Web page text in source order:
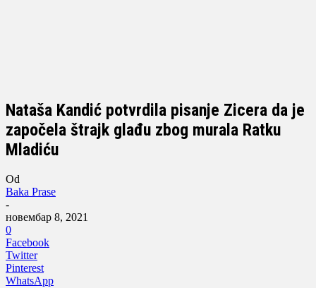
Nataša Kandić potvrdila pisanje Zicera da je
započela štrajk glađu zbog murala Ratku
Mladiću
Od
Baka Prase
-
новембар 8, 2021
0
Facebook
Twitter
Pinterest
WhatsApp